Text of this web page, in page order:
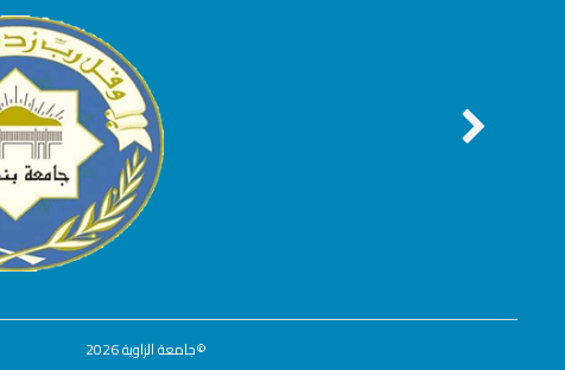
جامعة الزاوية2026 ©